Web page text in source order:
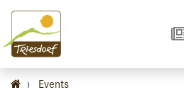
› Events